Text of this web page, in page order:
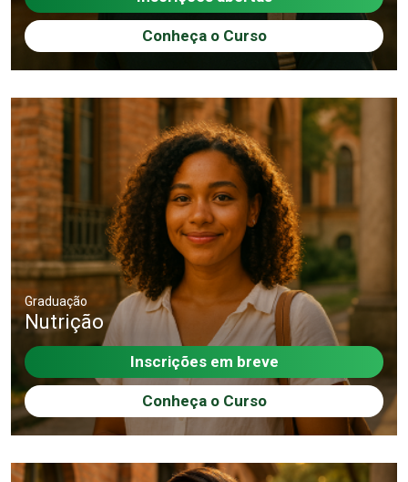
Conheça o Curso
Graduação
Nutrição
Inscrições em breve
Conheça o Curso